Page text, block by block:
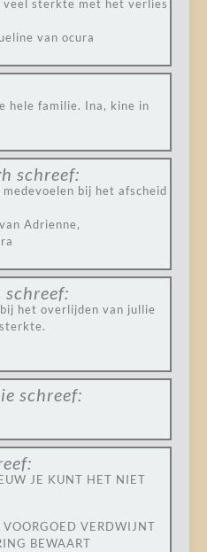
veel sterkte met het verlies
van ocura
hele familie. Ina, kine in
schreef:
bij het afscheid
Adrienne,
schreef:
het overlijden van jullie
schreef:
JE KUNT HET NIET
VERDWIJNT
BEWAART